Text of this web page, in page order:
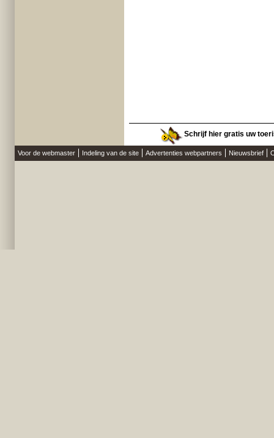
Schrijf hier gratis uw
Voor de webmaster Indeling van de site Advertenties webpartners Nieuwsbrief